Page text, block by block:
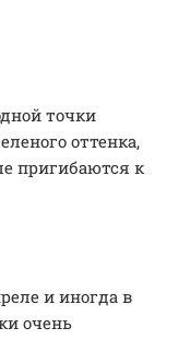
точки
оттенка,
пригибаются к
и иногда в
очень